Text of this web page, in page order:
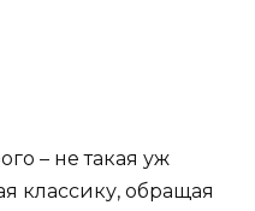
– не такая уж
классику, обращая